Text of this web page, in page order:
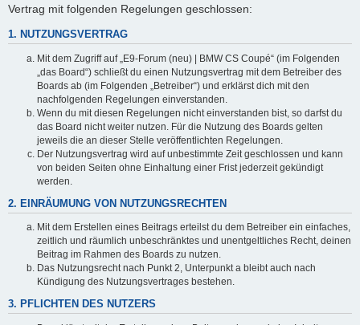
Vertrag mit folgenden Regelungen geschlossen:
1. NUTZUNGSVERTRAG
Mit dem Zugriff auf „E9-Forum (neu) | BMW CS Coupé“ (im Folgenden
„das Board“) schließt du einen Nutzungsvertrag mit dem Betreiber des
Boards ab (im Folgenden „Betreiber“) und erklärst dich mit den
nachfolgenden Regelungen einverstanden.
Wenn du mit diesen Regelungen nicht einverstanden bist, so darfst du
das Board nicht weiter nutzen. Für die Nutzung des Boards gelten
jeweils die an dieser Stelle veröffentlichten Regelungen.
Der Nutzungsvertrag wird auf unbestimmte Zeit geschlossen und kann
von beiden Seiten ohne Einhaltung einer Frist jederzeit gekündigt
werden.
2. EINRÄUMUNG VON NUTZUNGSRECHTEN
Mit dem Erstellen eines Beitrags erteilst du dem Betreiber ein einfaches,
zeitlich und räumlich unbeschränktes und unentgeltliches Recht, deinen
Beitrag im Rahmen des Boards zu nutzen.
Das Nutzungsrecht nach Punkt 2, Unterpunkt a bleibt auch nach
Kündigung des Nutzungsvertrages bestehen.
3. PFLICHTEN DES NUTZERS